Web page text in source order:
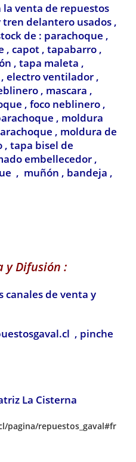
la venta de repuestos
delantero usados ,
de : parachoque ,
, capot , tapabarro ,
, tapa maleta ,
electro ventilador ,
, mascara ,
, foco neblinero ,
, moldura
, moldura de
, tapa bisel de
embellecedor ,
, muñón , bandeja ,
Difusión :
canales de venta y
, pinche
La Cisterna
pagina/repuestos_gaval#fr